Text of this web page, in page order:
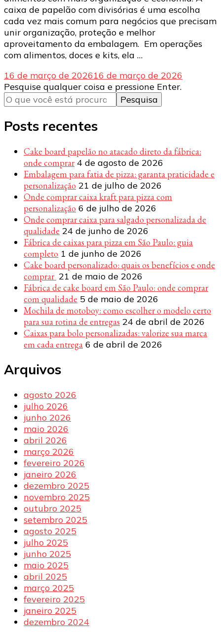
caixa de papelão com divisórias é uma escolha
cada vez mais comum para negócios que precisam
unir organização, proteção e melhor
aproveitamento da embalagem. Em operações
com alimentos, doces e kits, ela …
16 de março de 202616 de março de 2026
Procurando
algo?
Pesquise qualquer coisa e pressione Enter.
Posts recentes
Cake board papelão no atacado direto da fábrica:
onde comprar 4 de agosto de 2026
Embalagem para fatia de pizza: garanta praticidade e
personalização 21 de julho de 2026
Onde comprar caixa kraft para pizza com
personalização 6 de julho de 2026
Onde comprar caixa para salgado personalizada de
qualidade 24 de junho de 2026
Fábrica de caixas para pizza em São Paulo: guia
completo 1 de junho de 2026
Cake board personalizado: quais os benefícios e onde
comprar 21 de maio de 2026
Fábrica de cake board em São Paulo: onde comprar
com qualidade 5 de maio de 2026
Mochila de motoboy: como escolher o modelo certo
para sua rotina de entregas 24 de abril de 2026
Caixas para bolo personalizadas: valorize sua marca
em cada entrega 6 de abril de 2026
Arquivos
agosto 2026
julho 2026
junho 2026
maio 2026
abril 2026
março 2026
fevereiro 2026
janeiro 2026
dezembro 2025
novembro 2025
outubro 2025
setembro 2025
agosto 2025
julho 2025
junho 2025
maio 2025
abril 2025
março 2025
fevereiro 2025
janeiro 2025
dezembro 2024